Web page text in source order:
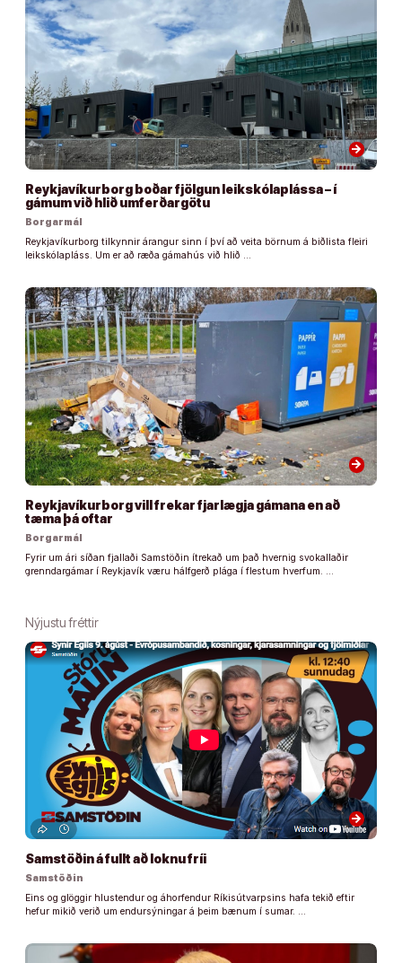
arrow_forward
Reykjavíkurborg boðar fjölgun leikskólaplássa – í
gámum við hlið umferðargötu
Borgarmál
Reykjavíkurborg tilkynnir árangur sinn í því að veita börnum á biðlista fleiri
leikskólapláss. Um er að ræða gámahús við hlið …
arrow_forward
Reykjavíkurborg vill frekar fjarlægja gámana en að
tæma þá oftar
Borgarmál
Fyrir um ári síðan fjallaði Samstöðin ítrekað um það hvernig svokallaðir
grenndargámar í Reykjavík væru hálfgerð plága í flestum hverfum. …
Nýjustu fréttir
arrow_forward
Samstöðin á fullt að loknu fríi
Samstöðin
Eins og glöggir hlustendur og áhorfendur Ríkisútvarpsins hafa tekið eftir
hefur mikið verið um endursýningar á þeim bænum í sumar. …